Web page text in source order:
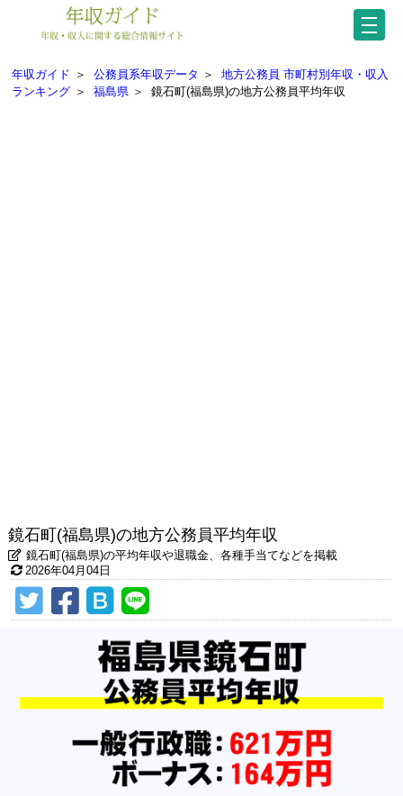
年収ガイド ＞ 公務員系年収データ ＞
地方公務員 市町村別年収・収入
ランキング ＞ 福島県 ＞ 鏡石町(福島県)の地方公務員平均年収
鏡石町(福島県)の地方公務員平均年収
鏡石町(福島県)の平均年収や退職金、各種手当てなどを掲載
2026年04月04日